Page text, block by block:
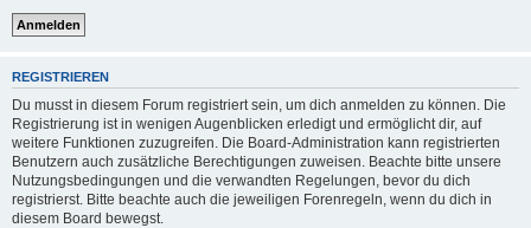
REGISTRIEREN
Du musst in diesem Forum registriert sein, um dich anmelden zu können. Die
Registrierung ist in wenigen Augenblicken erledigt und ermöglicht dir, auf
weitere Funktionen zuzugreifen. Die Board-Administration kann registrierten
Benutzern auch zusätzliche Berechtigungen zuweisen. Beachte bitte unsere
Nutzungsbedingungen und die verwandten Regelungen, bevor du dich
registrierst. Bitte beachte auch die jeweiligen Forenregeln, wenn du dich in
diesem Board bewegst.